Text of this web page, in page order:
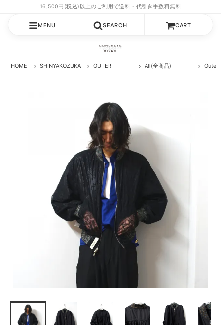
MENU SEARCH CART
HOME SHINYAKOZUKA OUTER All(全商品)